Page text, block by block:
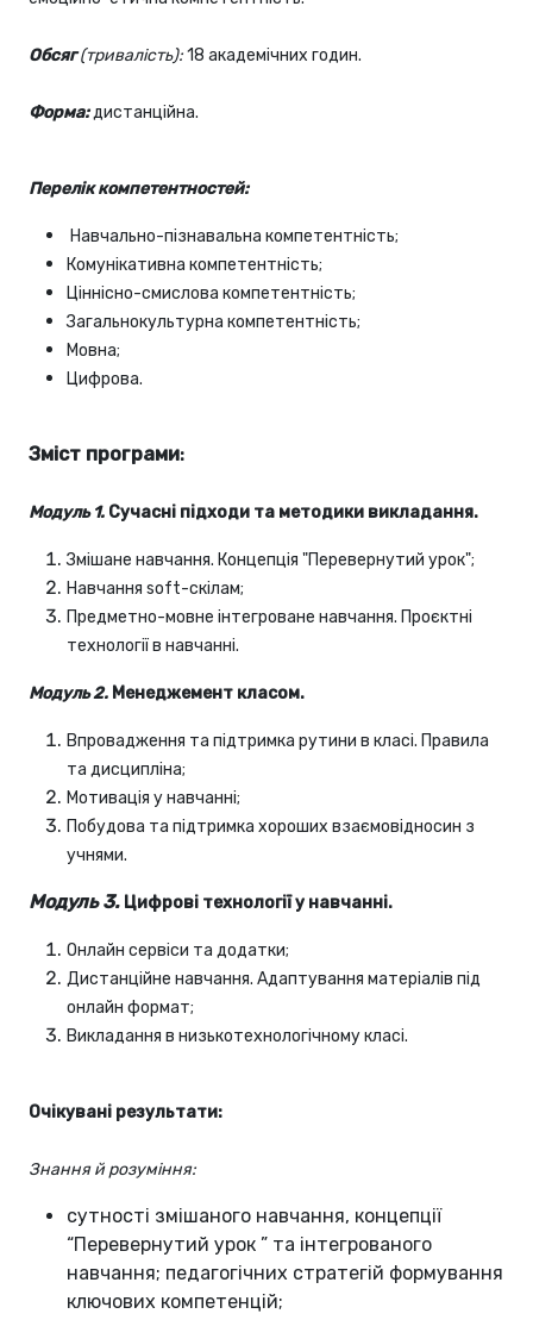
Обсяг(тривалість):18 академічних годин.
Форма:дистанційна.
Перелік компетентностей:
Навчально-пізнавальна компетентність;
Комунікативна компетентність;
Ціннісно-смислова компетентність;
Загальнокультурна компетентність;
Мовна;
Цифрова.
Зміст програми:
Модуль 1. Сучасні підходи та методики викладання.
Змішане навчання. Концепція "Перевернутий урок";
Навчання soft-скілам;
Предметно-мовне інтегроване навчання. Проєктні
технології в навчанні.
Модуль 2. Менеджемент класом.
Впровадження та підтримка рутини в класі. Правила
та дисципліна;
Мотивація у навчанні;
Побудова та підтримка хороших взаємовідносин з
учнями.
Модуль 3. Цифрові технології у навчанні.
Онлайн сервіси та додатки;
Дистанційне навчання. Адаптування матеріалів під
онлайн формат;
Викладання в низькотехнологічному класі.
Очікувані результати:
Знання й розуміння:
сутності змішаного навчання, концепції
“Перевернутий урок ” та інтегрованого
навчання; педагогічних стратегій формування
ключових компетенцій;